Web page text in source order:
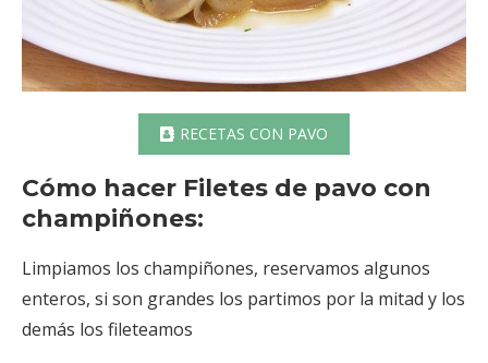
RECETAS CON PAVO
Cómo hacer Filetes de pavo con
champiñones:
Limpiamos los champiñones, reservamos algunos
enteros, si son grandes los partimos por la mitad y los
demás los fileteamos